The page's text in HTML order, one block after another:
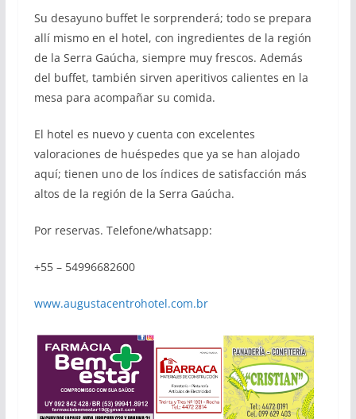
Su desayuno buffet le sorprenderá; todo se prepara
allí mismo en el hotel, con ingredientes de la región
de la Serra Gaúcha, siempre muy frescos. Además
del buffet, también sirven aperitivos calientes en la
mesa para acompañar su comida.
El hotel es nuevo y cuenta con excelentes
valoraciones de huéspedes que ya se han alojado
aquí; tienen uno de los índices de satisfacción más
altos de la región de la Serra Gaúcha.
Por reservas. Telefone/whatsapp:
+55 – 54996682600
www.augustacentrohotel.com.br